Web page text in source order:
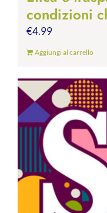
condizioni
€4.99
Aggiungi al carrello